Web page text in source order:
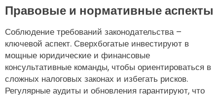
Правовые и нормативные аспекты
Соблюдение требований законодательства –
ключевой аспект. Сверхбогатые инвестируют в
мощные юридические и финансовые
консультативные команды, чтобы ориентироваться в
сложных налоговых законах и избегать рисков.
Регулярные аудиты и обновления гарантируют, что